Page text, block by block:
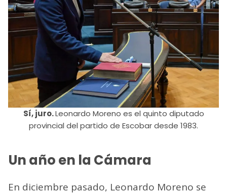
Sí, juro.Leonardo Moreno es el quinto diputado
provincial del partido de Escobar desde 1983.
Un año en la Cámara
En diciembre pasado, Leonardo Moreno se